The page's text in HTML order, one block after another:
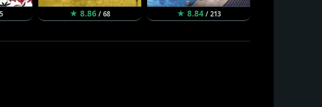
★ 8.86 / 68 ★ 8.84 / 213